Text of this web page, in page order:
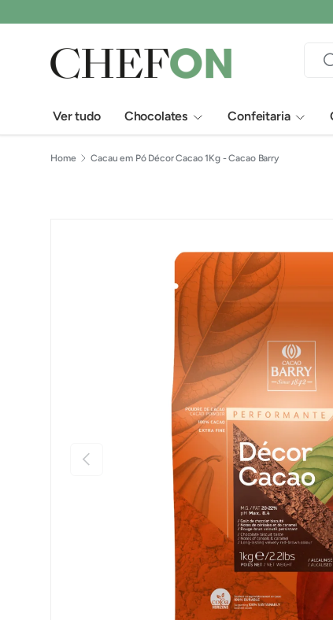
Ver tudo Chocolates Confeitaria
Home Cacau em Pó Décor Cacao 1Kg - Cacao Barry
Anterior